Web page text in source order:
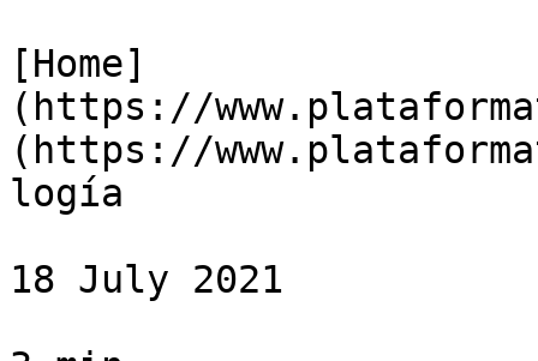
[Home]
(https://
(https://
logía
18 July 2021